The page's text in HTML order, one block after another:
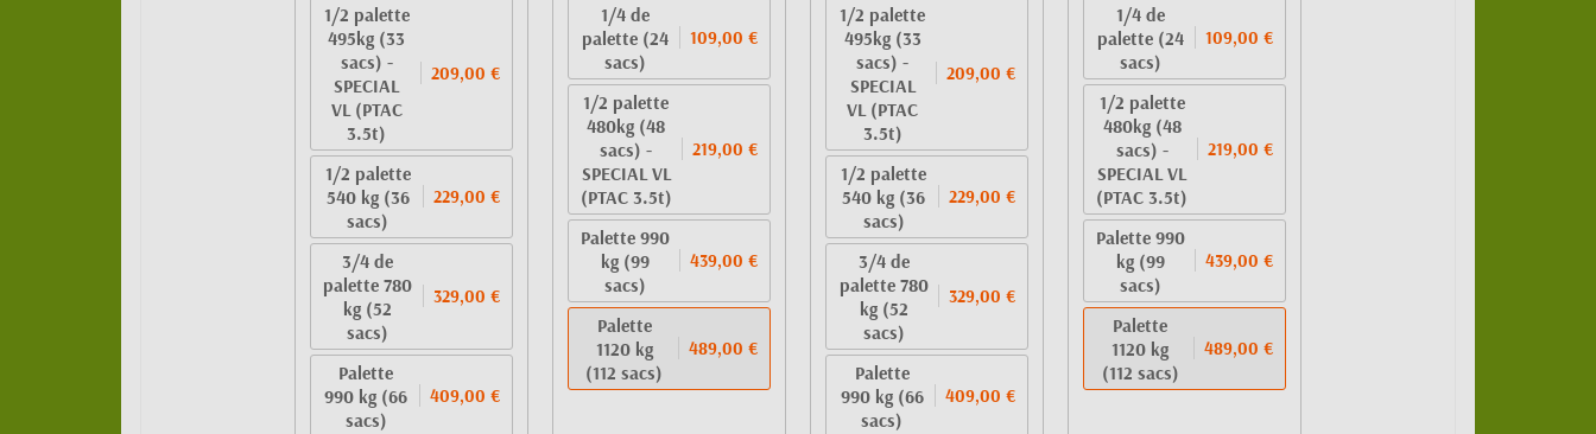
1/2 palette
495kg (33
sacs) -
SPECIAL
VL (PTAC
3.5t)
209,00 €
1/2 palette
540 kg (36
sacs)
229,00 €
3/4 de
palette 780
kg (52
sacs)
329,00 €
Palette
990 kg (66
sacs)
409,00 €
1/4 de
palette (24
sacs)
109,00 €
1/2 palette
480kg (48
sacs) -
SPECIAL VL
(PTAC 3.5t)
219,00 €
Palette 990
kg (99
sacs)
439,00 €
Palette
1120 kg
(112 sacs)
489,00 €
1/2 palette
495kg (33
sacs) -
SPECIAL
VL (PTAC
3.5t)
209,00 €
1/2 palette
540 kg (36
sacs)
229,00 €
3/4 de
palette 780
kg (52
sacs)
329,00 €
Palette
990 kg (66
sacs)
409,00 €
1/4 de
palette (24
sacs)
109,00 €
1/2 palette
480kg (48
sacs) -
SPECIAL VL
(PTAC 3.5t)
219,00 €
Palette 990
kg (99
sacs)
439,00 €
Palette
1120 kg
(112 sacs)
489,00 €